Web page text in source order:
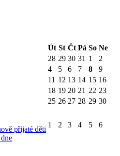
Út St Čt Pá So Ne
28 29 30 31 1
2
4 5 6 7 8
9
11 12 13 14 15 16
18 19 20 21 22 23
25 26 27 28 29 30
přijaté děti
1 2 3 4 5 6